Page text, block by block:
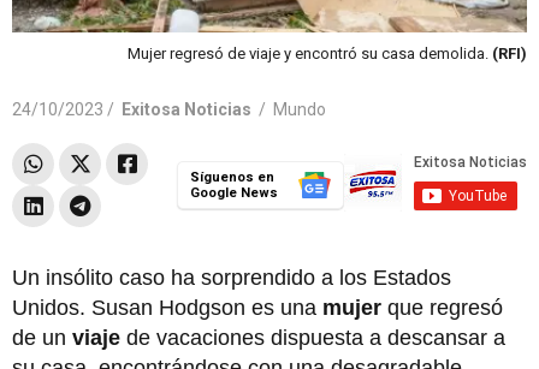
Mujer regresó de viaje y encontró su casa demolida. (RFI)
24/10/2023 / Exitosa Noticias / Mundo
Síguenos en
Google News
Un insólito caso ha sorprendido a los Estados
Unidos. Susan Hodgson es una mujer que regresó
de un viaje de vacaciones dispuesta a descansar a